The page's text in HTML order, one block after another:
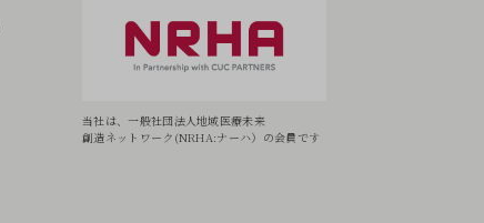
当社は、一般社団法人地域医療未来
創造ネットワーク(NRHA:ナーハ）の会員です